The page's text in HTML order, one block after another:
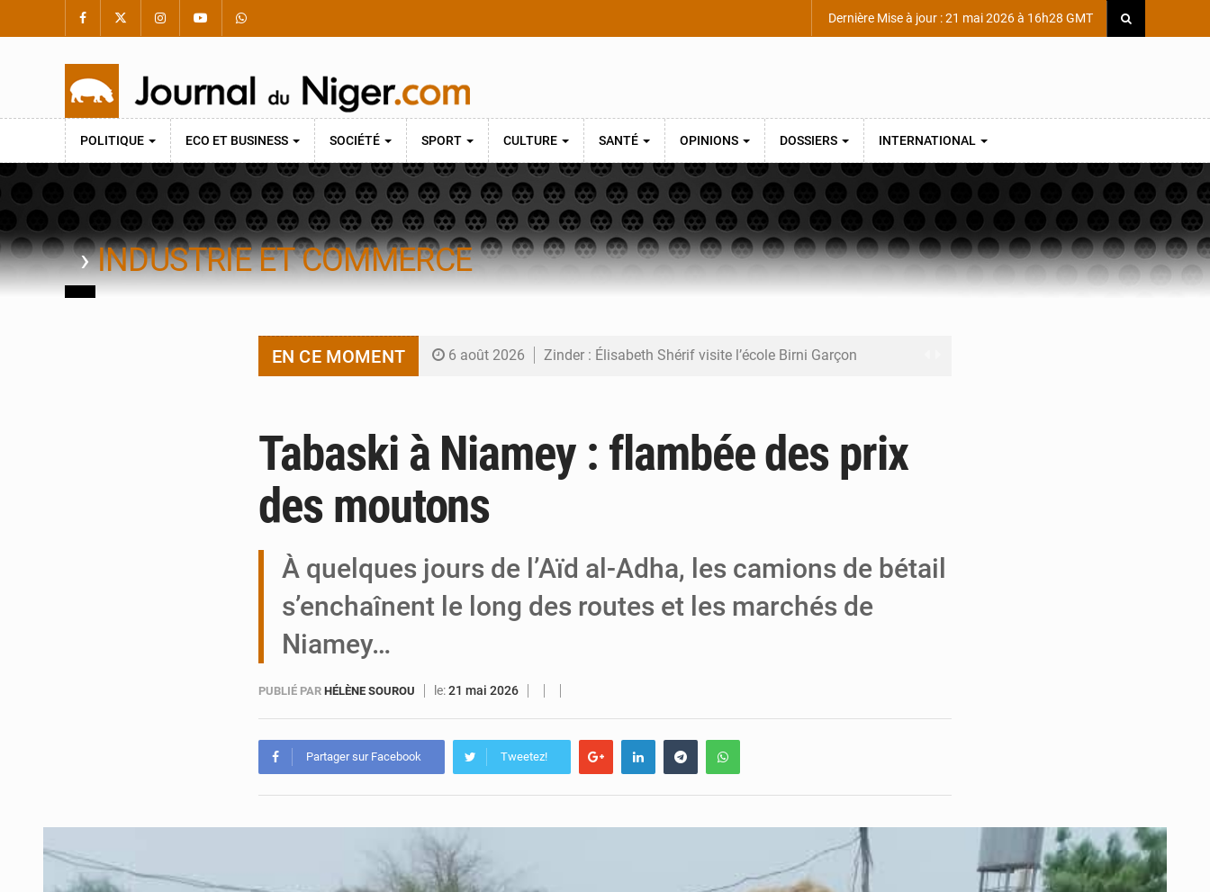
Dernière Mise à jour : 21 mai 2026 à 16h28 GMT
POLITIQUE ECO ET BUSINESS SOCIÉTÉ SPORT CULTURE SANTÉ OPINIONS DOSSIERS INTERNATIONAL
›INDUSTRIE ET COMMERCE
EN CE MOMENT 6 août 2026 Zinder : Élisabeth Shérif visite l’école Birni Garçon
6 août 2026 Niger : Bilan à mi-parcours du Programme de Refondation
6 août 2026 Chasse aux gabegies à Niamey : 74 milliards de FCFA recouvrés par la COLDEFF
5 août 2026
Tabaski à Niamey : flambée des prix
des moutons
À quelques jours de l’Aïd al-Adha, les camions de bétail
s’enchaînent le long des routes et les marchés de
Niamey…
PUBLIÉ PAR HÉLÈNE SOUROU le:21 mai 2026
Partager sur Facebook Tweetez!